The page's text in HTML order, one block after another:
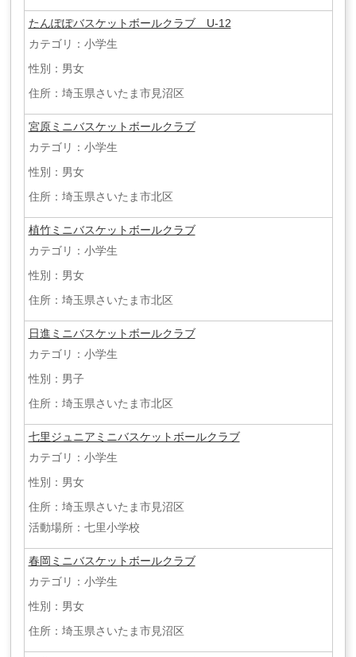
たんぽぽバスケットボールクラブ U-12
カテゴリ：小学生
性別：男女
住所：埼玉県さいたま市見沼区
宮原ミニバスケットボールクラブ
カテゴリ：小学生
性別：男女
住所：埼玉県さいたま市北区
植竹ミニバスケットボールクラブ
カテゴリ：小学生
性別：男女
住所：埼玉県さいたま市北区
日進ミニバスケットボールクラブ
カテゴリ：小学生
性別：男子
住所：埼玉県さいたま市北区
七里ジュニアミニバスケットボールクラブ
カテゴリ：小学生
性別：男女
住所：埼玉県さいたま市見沼区
活動場所：七里小学校
春岡ミニバスケットボールクラブ
カテゴリ：小学生
性別：男女
住所：埼玉県さいたま市見沼区